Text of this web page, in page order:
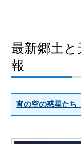
最新郷土
報
宵の空の惑星たち